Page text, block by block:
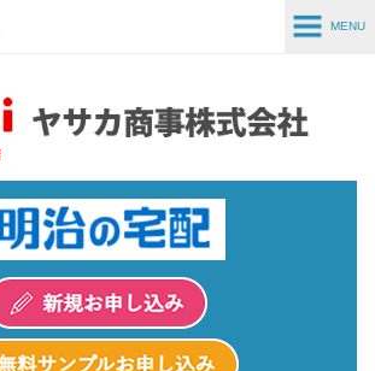
MENU